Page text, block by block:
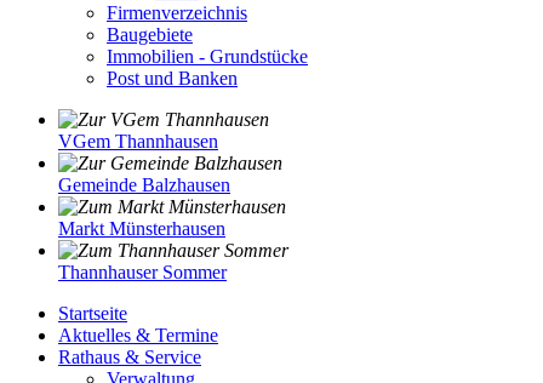
Firmenverzeichnis
Baugebiete
Immobilien - Grundstücke
Post und Banken
VGem Thannhausen
Gemeinde Balzhausen
Markt Münsterhausen
Thannhauser Sommer
Startseite
Aktuelles & Termine
Rathaus & Service
Verwaltung